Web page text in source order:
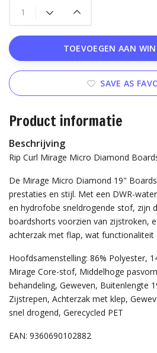
TOEVOEGEN AAN
SAVE AS
Product informatie
Beschrijving
Rip Curl Mirage Micro Diamond
De Mirage Micro Diamond 19"
prestaties en stijl. Met een DWR-
en hydrofobe sneldrogende stof, zijn
boardshorts voorzien van zijstroken,
achterzak met flap, wat functionaliteit
Hoofdsamenstelling: 86% Polyester,
Mirage Core-stof, Middelhoge
behandeling, Geweven, Buitenlengte
Zijstrepen, Achterzak met klep,
snel drogend, Gerecycled PET
EAN: 9360690102882